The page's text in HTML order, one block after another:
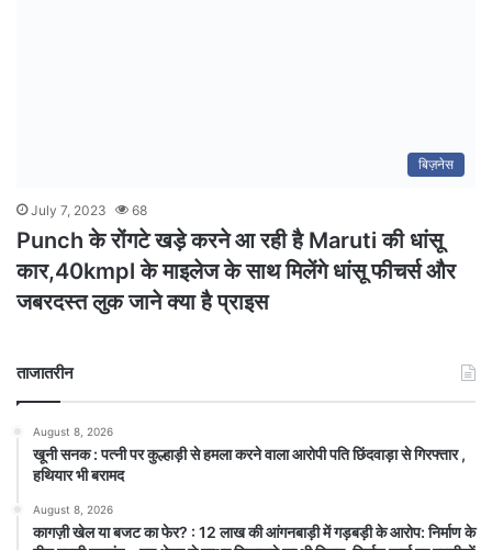
बिज़नेस
July 7, 2023 68
Punch के रोंगटे खड़े करने आ रही है Maruti की धांसू
कार,40kmpl के माइलेज के साथ मिलेंगे धांसू फीचर्स और
जबरदस्त लुक जाने क्या है प्राइस
ताजातरीन
August 8, 2026
खूनी सनक : पत्नी पर कुल्हाड़ी से हमला करने वाला आरोपी पति छिंदवाड़ा से गिरफ्तार ,
हथियार भी बरामद
August 8, 2026
कागज़ी खेल या बजट का फेर? : 12 लाख की आंगनबाड़ी में गड़बड़ी के आरोप: निर्माण के